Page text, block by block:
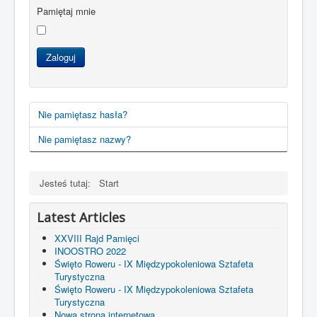
Kontakt
Pamiętaj mnie
Zaloguj
Nie pamiętasz hasła?
Nie pamiętasz nazwy?
Jesteś tutaj: Start
Latest Articles
XXVIII Rajd Pamięci
INOOSTRO 2022
Święto Roweru - IX Międzypokoleniowa Sztafeta
Turystyczna
Święto Roweru - IX Międzypokoleniowa Sztafeta
Turystyczna